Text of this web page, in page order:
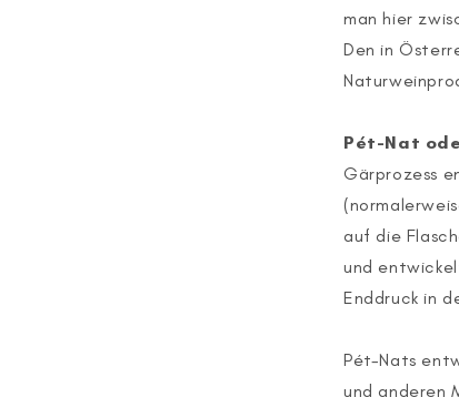
man hier
Den in
Pét-Nat
Gärprozess
auf die
und
Enddruck in
Pét-Nats
und anderen